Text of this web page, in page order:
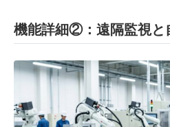
機能詳細②：遠隔監視と